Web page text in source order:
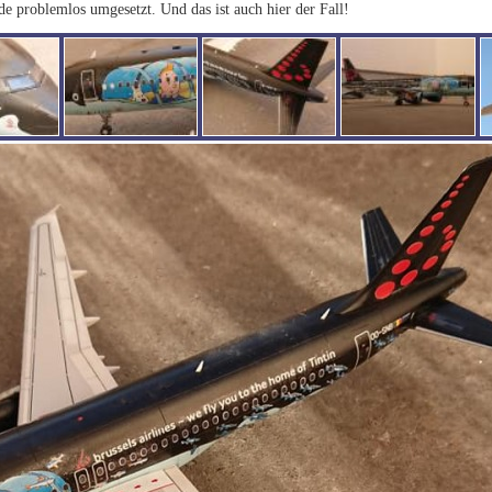
problemlos umgesetzt. Und das ist auch hier der Fall!